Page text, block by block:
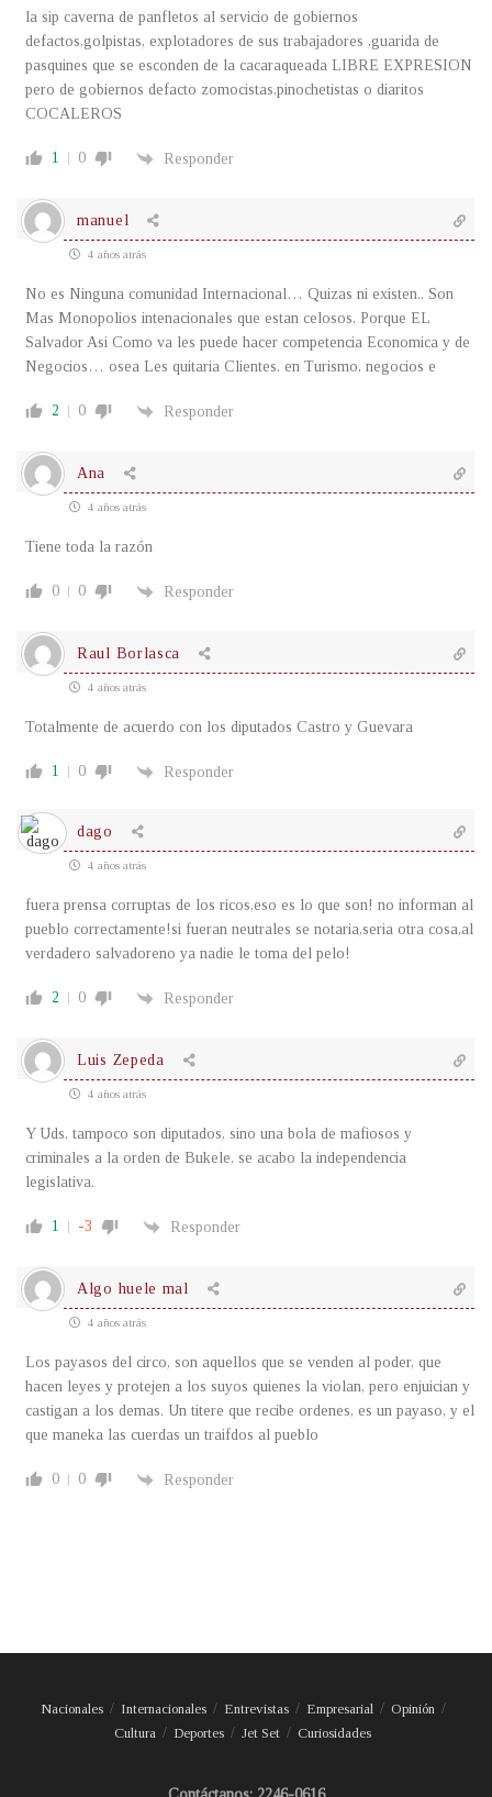
la sip caverna de panfletos al servicio de gobiernos
defactos,golpistas, explotadores de sus trabajadores ,guarida de
pasquines que se esconden de la cacaraqueada LIBRE EXPRESION
pero de gobiernos defacto zomocistas,pinochetistas o diaritos
COCALEROS
1 0 Responder
manuel
4 años atrás
No es Ninguna comunidad Internacional… Quizas ni existen.. Son
Mas Monopolios intenacionales que estan celosos, Porque EL
Salvador Asi Como va les puede hacer competencia Economica y de
Negocios… osea Les quitaria Clientes. en Turismo, negocios e
2 0 Responder
Ana
4 años atrás
Tiene toda la razón
0 0 Responder
Raul Borlasca
4 años atrás
Totalmente de acuerdo con los diputados Castro y Guevara
1 0 Responder
dago
4 años atrás
fuera prensa corruptas de los ricos,eso es lo que son! no informan al
pueblo correctamente!si fueran neutrales se notaria,seria otra cosa,al
verdadero salvadoreno ya nadie le toma del pelo!
2 0 Responder
Luis Zepeda
4 años atrás
Y Uds. tampoco son diputados, sino una bola de mafiosos y
criminales a la orden de Bukele, se acabo la independencia
legislativa.
1 -3 Responder
Algo huele mal
4 años atrás
Los payasos del circo, son aquellos que se venden al poder, que
hacen leyes y protejen a los suyos quienes la violan, pero enjuician y
castigan a los demas. Un titere que recibe ordenes, es un payaso, y el
que maneka las cuerdas un traifdos al pueblo
0 0 Responder
Nacionales Internacionales Entrevistas Empresarial
Opinión
Cultura
Deportes Jet Set Curiosidades